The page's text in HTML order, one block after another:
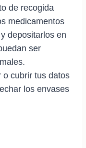
de recogida
medicamentos
depositarlos en
ser
o cubrir tus datos
los envases